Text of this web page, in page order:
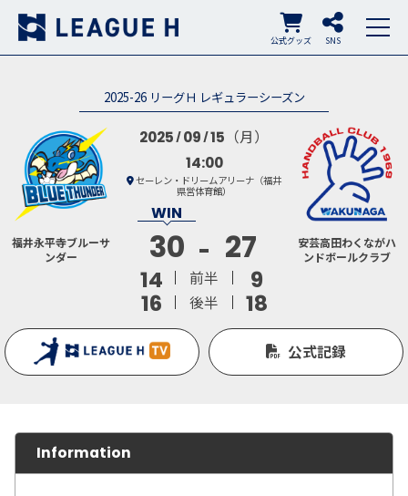
SNS
公式グッズ
2025-26 リーグＨ レギュラーシーズン
福井永平寺ブルーサ
ンダー
2025 09 15 （月）
14:00
セーレン・ドリームアリーナ（福井
県営体育館）
30 27
14 前半
9
16
後半 18
安芸高田わくながハ
ンドボールクラブ
公式記録
Information